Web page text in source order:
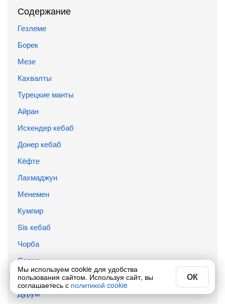
Содержание
Гезлеме
Борек
Мезе
Кахвалты
Турецкие манты
Айран
Искендер кебаб
Донер кебаб
Кёфте
Лахмаджун
Менемен
Кумпир
Sis кебаб
Чорба
Сарма
Долма
Дурум
Мы используем cookie для удобства
пользования сайтом. Используя сайт, вы
соглашаетесь с политикой cookie
ОК